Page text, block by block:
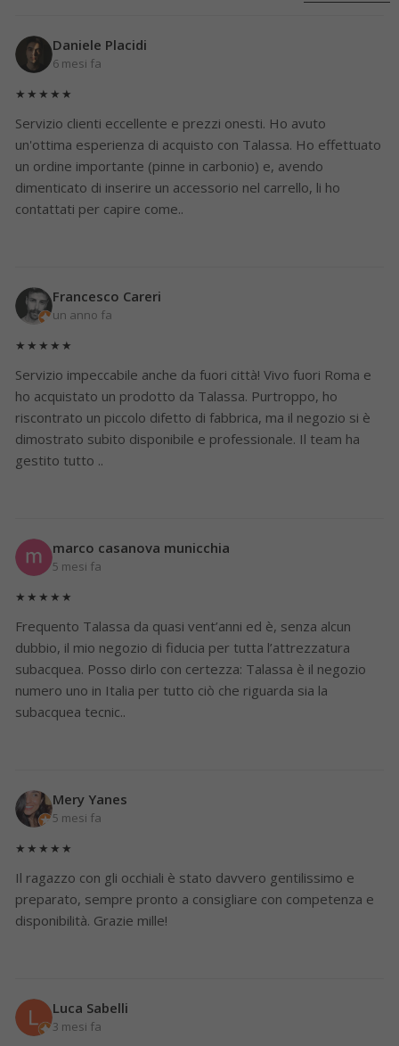
Daniele Placidi
6 mesi fa
★★★★★
Servizio clienti eccellente e prezzi onesti. Ho avuto
un'ottima esperienza di acquisto con Talassa. Ho effettuato
un ordine importante (pinne in carbonio) e, avendo
dimenticato di inserire un accessorio nel carrello, li ho
contattati per capire come..
Francesco Careri
un anno fa
★★★★★
Servizio impeccabile anche da fuori città! Vivo fuori Roma e
ho acquistato un prodotto da Talassa. Purtroppo, ho
riscontrato un piccolo difetto di fabbrica, ma il negozio si è
dimostrato subito disponibile e professionale. Il team ha
gestito tutto ..
marco casanova municchia
5 mesi fa
★★★★★
Frequento Talassa da quasi vent’anni ed è, senza alcun
dubbio, il mio negozio di fiducia per tutta l’attrezzatura
subacquea. Posso dirlo con certezza: Talassa è il negozio
numero uno in Italia per tutto ciò che riguarda sia la
subacquea tecnic..
Mery Yanes
5 mesi fa
★★★★★
Il ragazzo con gli occhiali è stato davvero gentilissimo e
preparato, sempre pronto a consigliare con competenza e
disponibilità. Grazie mille!
Luca Sabelli
3 mesi fa